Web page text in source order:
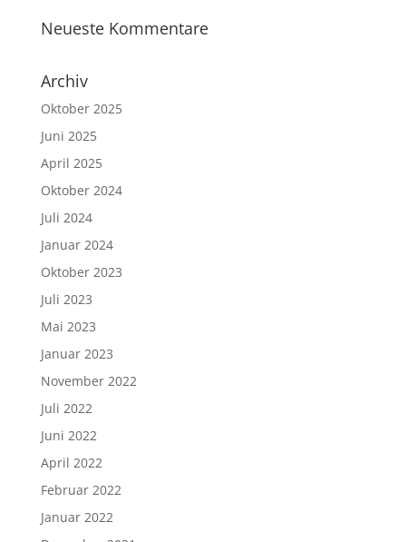
Neueste Kommentare
Archiv
Oktober 2025
Juni 2025
April 2025
Oktober 2024
Juli 2024
Januar 2024
Oktober 2023
Juli 2023
Mai 2023
Januar 2023
November 2022
Juli 2022
Juni 2022
April 2022
Februar 2022
Januar 2022